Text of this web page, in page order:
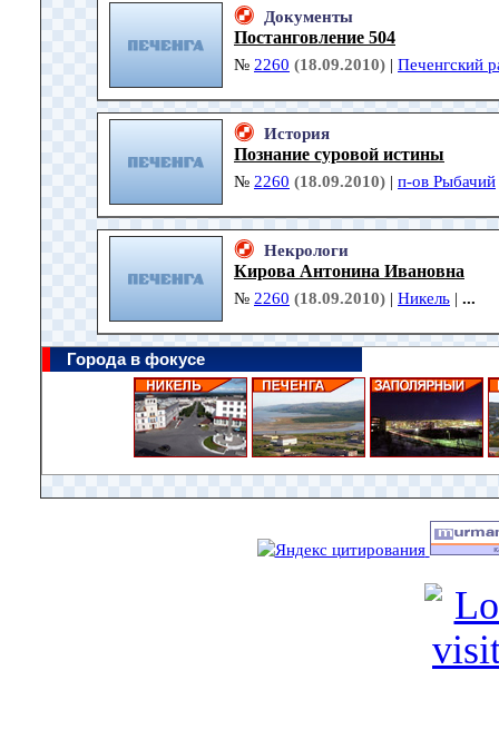
Документы
Постанговление 504
№ 2260 (18.09.2010) | Печенгский
История
Познание суровой истины
№ 2260 (18.09.2010) | п-ов Рыбачий
Некрологи
Кирова Антонина Ивановна
№ 2260 (18.09.2010) | Никель | ...
Города в фокусе